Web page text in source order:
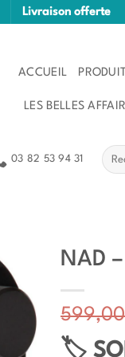
Livraison offerte
ACCUEIL
LES BELLES
03 82 53 94 31
pour :
NAD
🏷️